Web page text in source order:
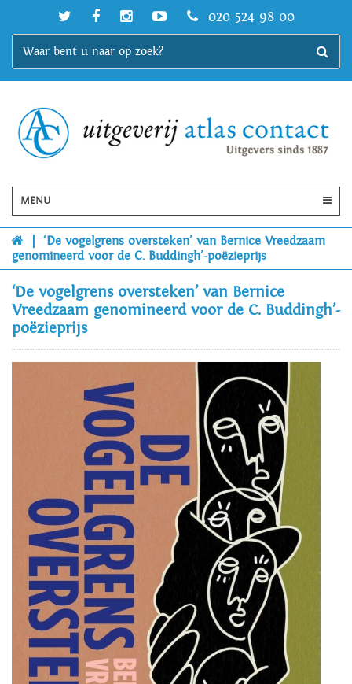
020 524 98 00
MENU
‘De vogelgrens oversteken’ van Bernice Vreedzaam
genomineerd voor de C. Buddingh’-poëzieprijs
‘De vogelgrens oversteken’ van Bernice
Vreedzaam genomineerd voor de C. Buddingh’-
poëzieprijs